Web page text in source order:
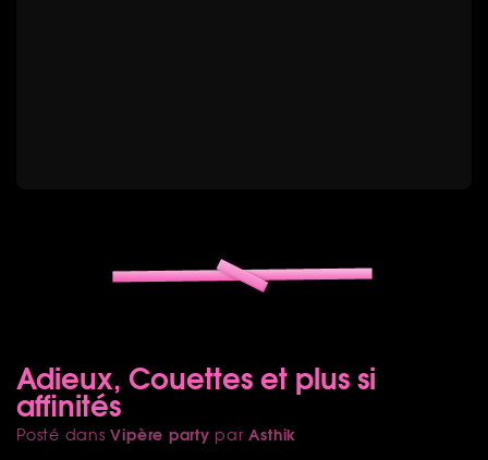
Adieux, Couettes et plus si
affinités
Posté dansVipère party parAsthik